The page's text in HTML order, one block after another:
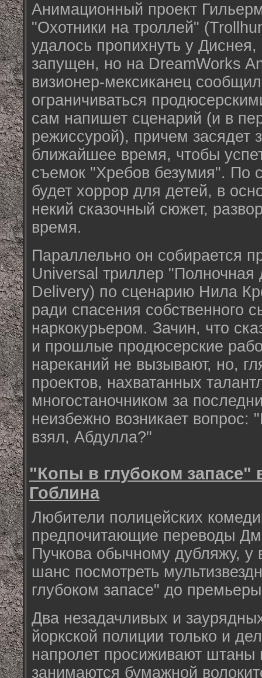
Анимационный проект
"Охотники на троллей"
удалось пропихнуть у Диснея,
запущен, но на DreamWorks
визионер-мексиканец
ограничиваться
сам напишет сценарий (и в
режиссурой), причем засядет
ближайшее время, чтобы
съемок "Хребов безумия". По
будет хоррор для детей, в
некий сказочный сюжет,
время.
Параллельно он собирается
Universal триллер "Полночная
Delivery) по сценарию Нила
ради спасения собственного
наркокурьером. Зачин, что
и прошлые продюсерские
нареканий не вызывают, но,
проектов, нахватанных
многостаночником за
неизбежно возникает вопрос:
взял, Абдулла?"
"Копы в глубоком запасе"
Гоблина
Любители полицейских
предпочитающие переводы
Пучкова обычному дубляжу, у
шанс посмотреть
глубоком запасе" до
Два незадачливых и
йоркской полиции только и
напролет просиживают штаны
занимаются бумажной